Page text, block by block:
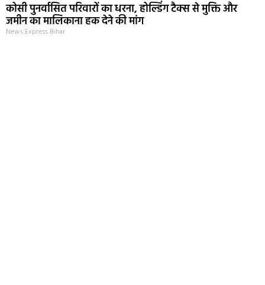
कोसी पुनर्वासित परिवारों का धरना, होल्डिंग टैक्स से मुक्ति और
जमीन का मालिकाना हक देने की मांग
News Express Bihar